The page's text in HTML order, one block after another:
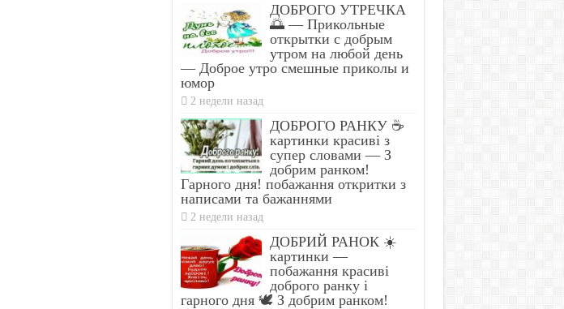
ДОБРОГО УТРЕЧКА
🌅 — Прикольные
открытки с добрым
утром на любой день
— Доброе утро смешные приколы и
юмор
2 недели назад
ДОБРОГО РАНКУ ☕
картинки красиві з
супер словами — З
добрим ранком!
Гарного дня! побажання откритки з
написами та бажаннями
2 недели назад
ДОБРИЙ РАНОК ☀️
картинки —
побажання красиві
доброго ранку і
гарного дня 🕊️ З добрим ранком!